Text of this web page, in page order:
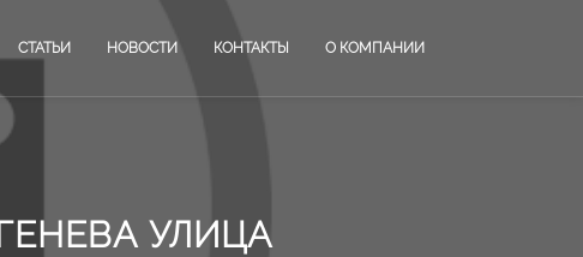
СТАТЬИ НОВОСТИ КОНТАКТЫ О КОМПАНИИ
УЛИЦА